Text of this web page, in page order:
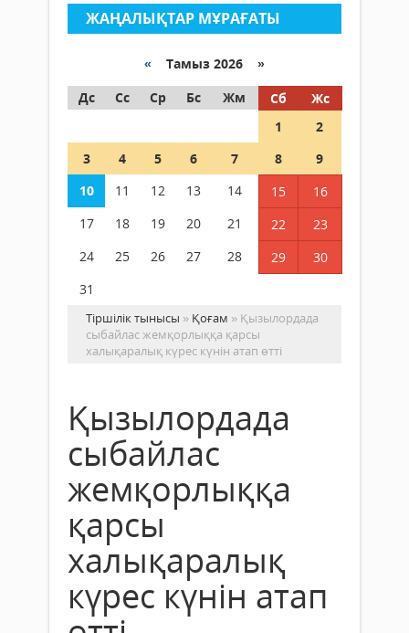
ЖАҢАЛЫҚТАР МҰРАҒАТЫ
« Тамыз 2026 »
Дс
Сс Ср Бс Жм Сб
Жс
1
2
3
4 5 6 7 8
9
10
11 12 13 14 15
16
17
18 19 20 21 22
23
24
25 26 27 28 29
30
31
Тіршілік тынысы » Қоғам » Қызылордада
сыбайлас жемқорлыққа қарсы
халықаралық күрес күнін атап өтті
Қызылордада
сыбайлас
жемқорлыққа
қарсы
халықаралық
күрес күнін атап